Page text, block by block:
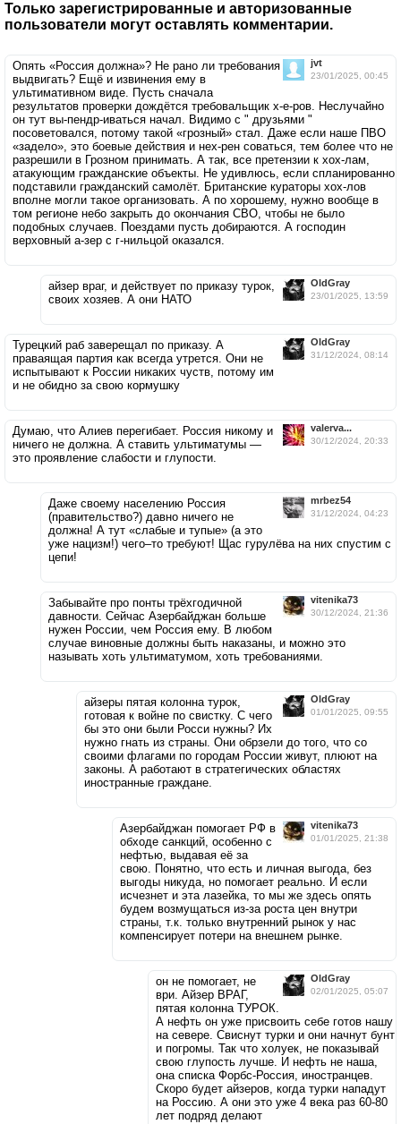
Только зарегистрированные и авторизованные
пользователи могут оставлять комментарии.
jvt
23/01/2025, 00:45
Опять «Россия должна»? Не рано ли требования
выдвигать? Ещё и извинения ему в
ультимативном виде. Пусть сначала
результатов проверки дождётся требовальщик х-е-ров. Неслучайно
он тут вы-пендр-иваться начал. Видимо с " друзьями "
посоветовался, потому такой «грозный» стал. Даже если наше ПВО
«задело», это боевые действия и нех-рен соваться, тем более что не
разрешили в Грозном принимать. А так, все претензии к хох-лам,
атакующим гражданские объекты. Не удивлюсь, если спланированно
подставили гражданский самолёт. Британские кураторы хох-лов
вполне могли такое организовать. А по хорошему, нужно вообще в
том регионе небо закрыть до окончания СВО, чтобы не было
подобных случаев. Поездами пусть добираются. А господин
верховный а-зер с г-нильцой оказался.
OldGray
23/01/2025, 13:59
айзер враг, и действует по приказу турок,
своих хозяев. А они НАТО
OldGray
31/12/2024, 08:14
Турецкий раб заверещал по приказу. А
праваящая партия как всегда утрется. Они не
испытывают к России никаких чуств, потому им
и не обидно за свою кормушку
valerva...
30/12/2024, 20:33
Думаю, что Алиев перегибает. Россия никому и
ничего не должна. А ставить ультиматумы —
это проявление слабости и глупости.
mrbez54
31/12/2024, 04:23
Даже своему населению Россия
(правительство?) давно ничего не
должна! А тут «слабые и тупые» (а это
уже нацизм!) чего–то требуют! Щас гурулёва на них спустим с
цепи!
vitenika73
30/12/2024, 21:36
Забывайте про понты трёхгодичной
давности. Сейчас Азербайджан больше
нужен России, чем Россия ему. В любом
случае виновные должны быть наказаны, и можно это
называть хоть ультиматумом, хоть требованиями.
OldGray
01/01/2025, 09:55
айзеры пятая колонна турок,
готовая к войне по свистку. С чего
бы это они были Росси нужны? Их
нужно гнать из страны. Они обрзели до того, что со
своими флагами по городам России живут, плюют на
законы. А работают в стратегических областях
иностранные граждане.
vitenika73
01/01/2025, 21:38
Азербайджан помогает РФ в
обходе санкций, особенно с
нефтью, выдавая её за
свою. Понятно, что есть и личная выгода, без
выгоды никуда, но помогает реально. И если
исчезнет и эта лазейка, то мы же здесь опять
будем возмущаться из-за роста цен внутри
страны, т.к. только внутренний рынок у нас
компенсирует потери на внешнем рынке.
OldGray
02/01/2025, 05:07
он не помогает, не
ври. Айзер ВРАГ,
пятая колонна ТУРОК.
А нефть он уже присвоить себе готов нашу
на севере. Свиснут турки и они начнут бунт
и погромы. Так что холуек, не показывай
свою глупость лучше. И нефть не наша,
она списка Форбс-Россия, иностранцев.
Скоро будет айзеров, когда турки нападут
на Россию. А они это уже 4 века раз 60-80
лет подряд делают